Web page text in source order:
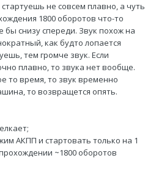
не совсем плавно, а чуть
1800 оборотов что-то
снизу спереди. Звук похож на
как будто лопается
тем громче звук. Если
плавно, то звука нет вообще.
то время, то звук временно
то возвращется опять.
АКПП и стартовать только на 1
~1800 оборотов